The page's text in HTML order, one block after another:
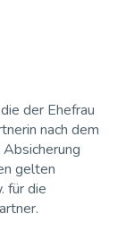
der Ehefrau
nach dem
gelten
für die